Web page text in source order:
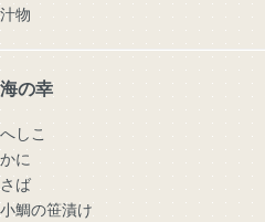
汁物
海の幸
へしこ
かに
さば
小鯛の笹漬け